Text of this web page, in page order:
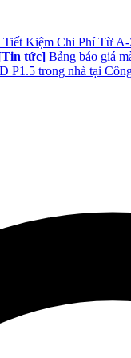
Kiệm Chi Phí Từ
tức] Bảng báo giá
P1.5 trong nhà tại